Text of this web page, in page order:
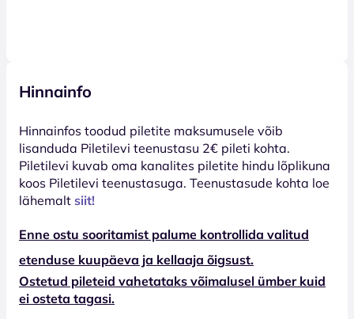
Hinnainfo
Hinnainfos toodud piletite maksumusele võib
lisanduda Piletilevi teenustasu 2€ pileti kohta.
Piletilevi kuvab oma kanalites piletite hindu lõplikuna
koos Piletilevi teenustasuga. Teenustasude kohta loe
lähemalt siit!
Enne ostu sooritamist palume kontrollida valitud
etenduse kuupäeva ja kellaaja õigsust.
Ostetud pileteid vahetataks võimalusel ümber kuid
ei osteta tagasi.